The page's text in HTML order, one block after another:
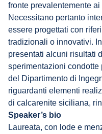
fronte prevalentemente
Necessitano pertanto
essere progettati con
tradizionali o innovativi.
presentati alcuni risultati
sperimentazioni condotte
del Dipartimento di
riguardanti elementi
di calcarenite siciliana,
Speaker’s bio
Laureata, con lode e